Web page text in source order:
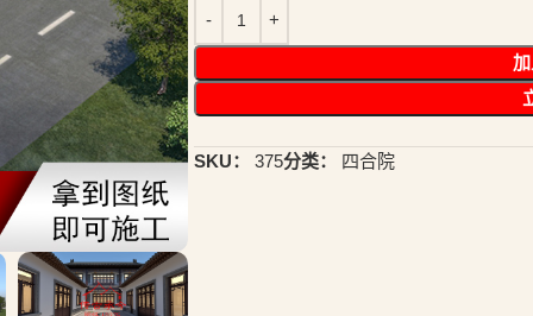
SKU： 375分类： 四合院